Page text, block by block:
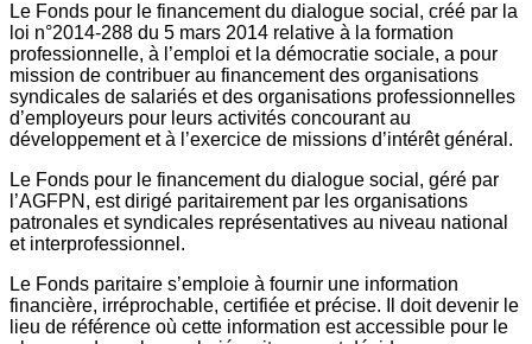
Le Fonds pour le financement du dialogue social, créé par la
loi n°2014-288 du 5 mars 2014 relative à la formation
professionnelle, à l’emploi et la démocratie sociale, a pour
mission de contribuer au financement des organisations
syndicales de salariés et des organisations professionnelles
d’employeurs pour leurs activités concourant au
développement et à l’exercice de missions d’intérêt général.
Le Fonds pour le financement du dialogue social, géré par
l’AGFPN, est dirigé paritairement par les organisations
patronales et syndicales représentatives au niveau national
et interprofessionnel.
Le Fonds paritaire s’emploie à fournir une information
financière, irréprochable, certifiée et précise. Il doit devenir le
lieu de référence où cette information est accessible pour le